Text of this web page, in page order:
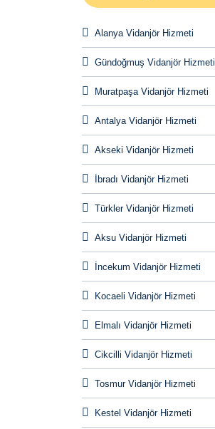
Alanya Vidanjör Hizmeti
Gündoğmuş Vidanjör Hizmeti
Muratpaşa Vidanjör Hizmeti
Antalya Vidanjör Hizmeti
Akseki Vidanjör Hizmeti
İbradı Vidanjör Hizmeti
Türkler Vidanjör Hizmeti
Aksu Vidanjör Hizmeti
İncekum Vidanjör Hizmeti
Kocaeli Vidanjör Hizmeti
Elmalı Vidanjör Hizmeti
Cikcilli Vidanjör Hizmeti
Tosmur Vidanjör Hizmeti
Kestel Vidanjör Hizmeti